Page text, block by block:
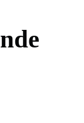
nde